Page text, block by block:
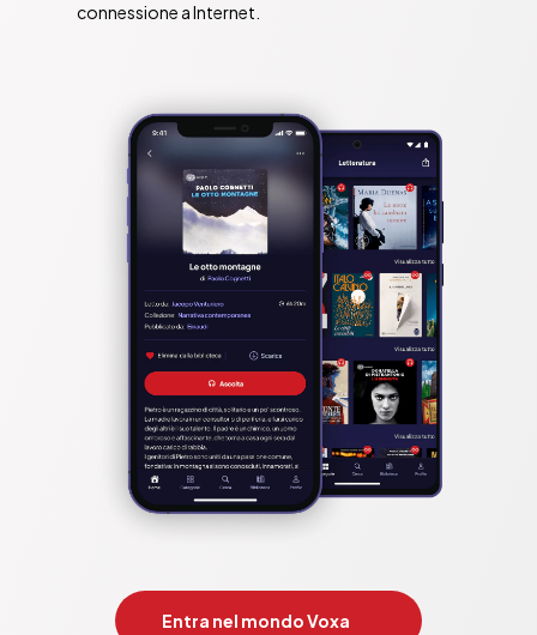
connessione a Internet.
Entra nel mondo Voxa